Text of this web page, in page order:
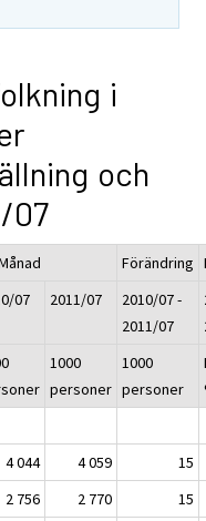
i
och
07
Förändring
07
2011/07
2010/07 -
2011/07
1000
personer
1000
personer
4 044 4 059
15
2 756 2 770
15